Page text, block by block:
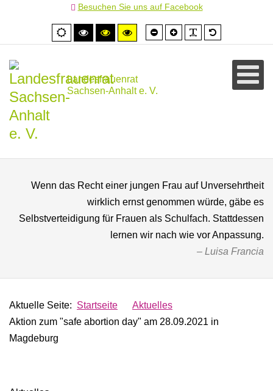
Besuchen Sie uns auf Facebook
Normale
Ansicht
Hoher
Kontrast
Hoher
Kontrast
Hoher
Kontrast
Schrift
kleiner
Schrift
größer
Landesfrauenrat
Sachsen-Anhalt e. V.
Wenn das Recht einer jungen Frau auf Unversehrtheit
wirklich ernst genommen würde, gäbe es
Selbstverteidigung für Frauen als Schulfach. Stattdessen
lernen wir nach wie vor Anpassung.
Luisa Francia
Aktuelle Seite: Startseite
Aktuelles
Aktion zum "safe abortion day" am 28.09.2021 in
Magdeburg